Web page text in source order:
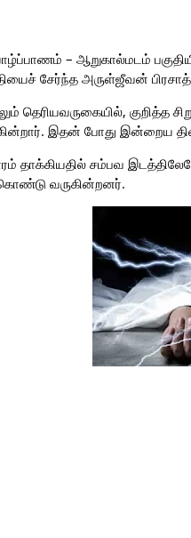
– ஆறுகால்மடம்
சேர்ந்த அருள்ஜீவன்
தெரியவருகையில்,
இதன் போது இன்றைய
தாக்கியதில் சம்பவ
வருகின்றனர்.